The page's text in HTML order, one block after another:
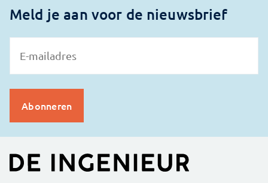
Meld je aan voor de nieuwsbrief